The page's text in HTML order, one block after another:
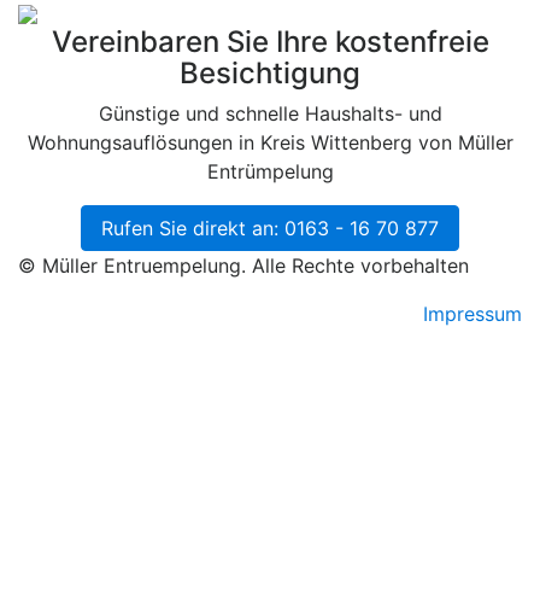
Vereinbaren Sie Ihre kostenfreie
Besichtigung
Günstige und schnelle Haushalts- und
Wohnungsauflösungen in Kreis Wittenberg von Müller
Entrümpelung
Rufen Sie direkt an: 0163 - 16 70 877
© Müller Entruempelung. Alle Rechte vorbehalten
Impressum